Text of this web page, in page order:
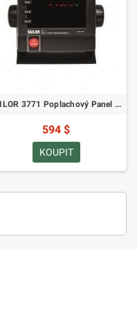
SAILOR 3771 Poplachový Panel FleetBroadband
594 $
KOUPIT